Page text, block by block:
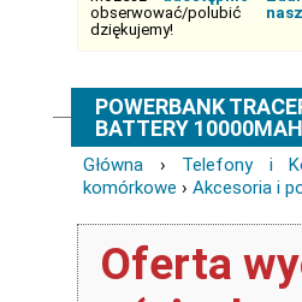
obserwować/polubić
dziękujemy!
POWERBANK
BATTERY 10000MAH
Główna › Telefony i
komórkowe › Akcesoria i
Oferta